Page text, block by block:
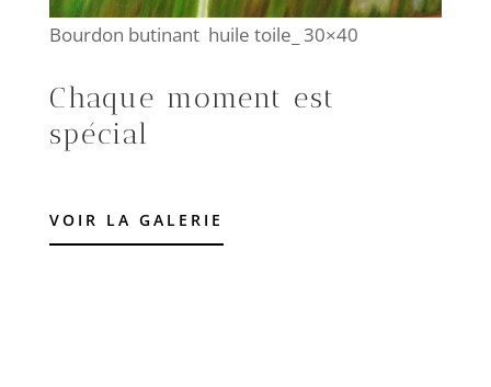
Bourdon butinant huile toile_ 30×40
Chaque moment est
spécial
VOIR LA GALERIE